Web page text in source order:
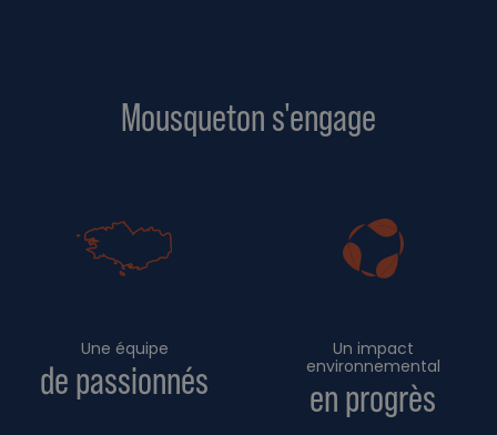
Mousqueton s'engage
Une équipe
de passionnés
Un impact
environnemental
en progrès